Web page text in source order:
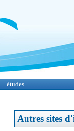
études
Autres sites